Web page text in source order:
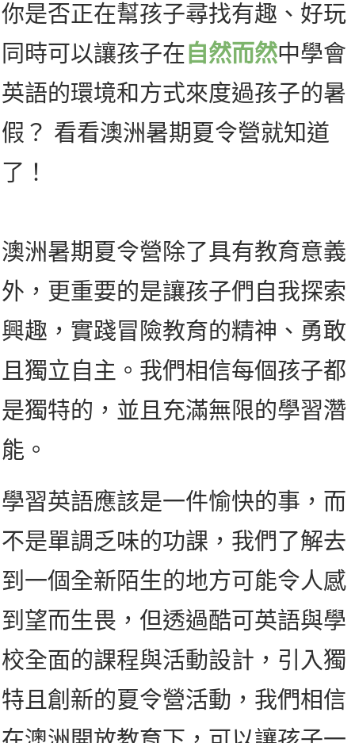
你是否正在幫孩子尋找有趣、好玩
同時可以讓孩子在 自然而然中學會
英語的環境和方式來度過孩子的暑
假？ 看看澳洲暑期夏令營就知道
了！
澳洲暑期夏令營除了具有教育意義
外，更重要的是讓孩子們自我探索
興趣，實踐冒險教育的精神、勇敢
且獨立自主。我們相信每個孩子都
是獨特的，並且充滿無限的學習濳
能。
學習英語應該是一件愉快的事，而
不是單調乏味的功課，我們了解去
到一個全新陌生的地方可能令人感
到望而生畏，但透過酷可英語與學
校全面的課程與活動設計，引入獨
特且創新的夏令營活動，我們相信